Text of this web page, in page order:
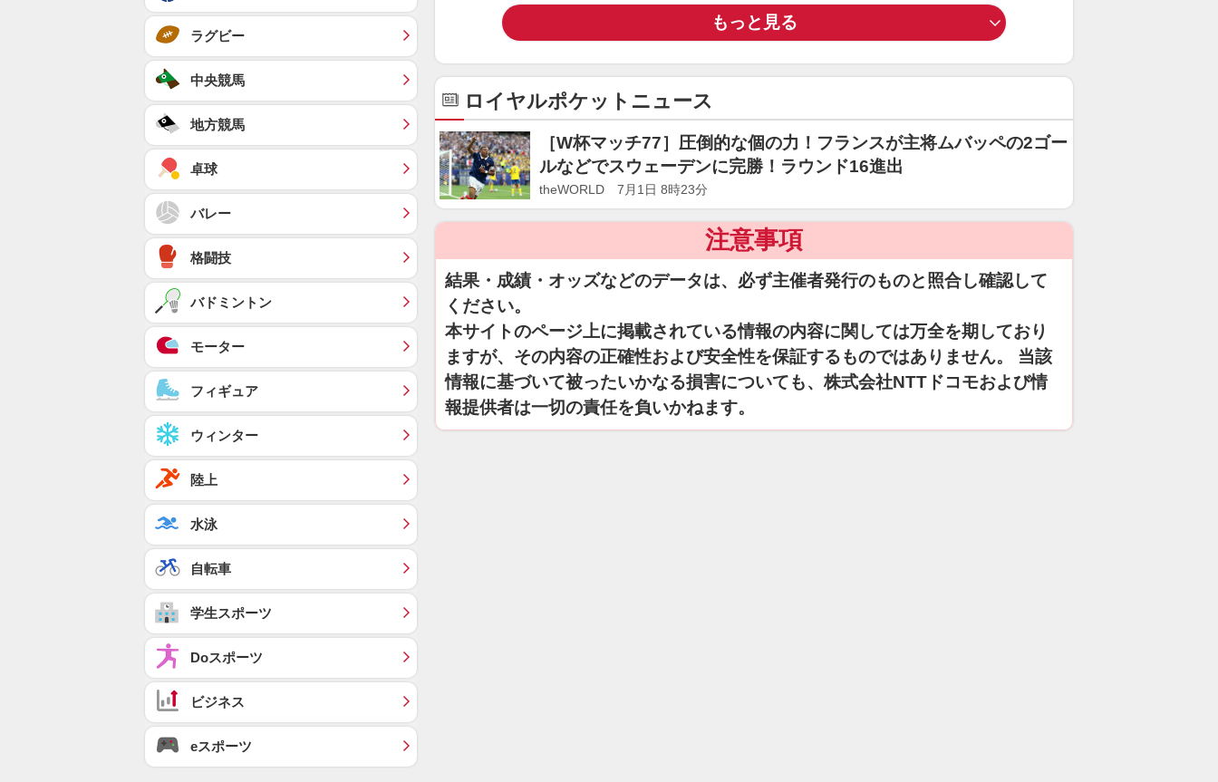
もっと見る
ロイヤルポケットニュース
［W杯マッチ77］圧倒的な個の力！フランスが主将ムバッペの2ゴー
ルなどでスウェーデンに完勝！ラウンド16進出
theWORLD 7月1日 8時23分
注意事項
結果・成績・オッズなどのデータは、必ず主催者発行のものと照合し確認して
ください。
本サイトのページ上に掲載されている情報の内容に関しては万全を期しており
ますが、その内容の正確性および安全性を保証するものではありません。 当該
情報に基づいて被ったいかなる損害についても、株式会社NTTドコモおよび情
報提供者は一切の責任を負いかねます。
ラグビー
中央競馬
地方競馬
卓球
バレー
格闘技
バドミントン
モーター
フィギュア
ウィンター
陸上
水泳
自転車
学生スポーツ
Doスポーツ
ビジネス
eスポーツ